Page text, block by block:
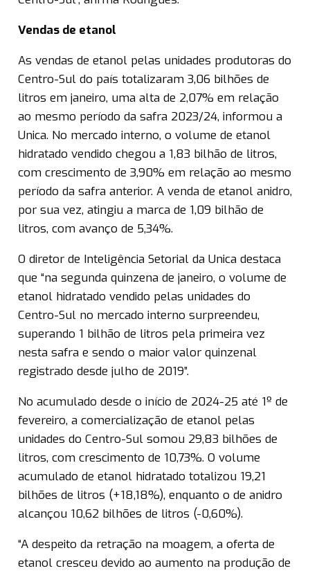
Vendas de etanol
As vendas de etanol pelas unidades produtoras do
Centro-Sul do país totalizaram 3,06 bilhões de
litros em janeiro, uma alta de 2,07% em relação
ao mesmo período da safra 2023/24, informou a
Unica. No mercado interno, o volume de etanol
hidratado vendido chegou a 1,83 bilhão de litros,
com crescimento de 3,90% em relação ao mesmo
período da safra anterior. A venda de etanol anidro,
por sua vez, atingiu a marca de 1,09 bilhão de
litros, com avanço de 5,34%.
O diretor de Inteligência Setorial da Unica destaca
que “na segunda quinzena de janeiro, o volume de
etanol hidratado vendido pelas unidades do
Centro-Sul no mercado interno surpreendeu,
superando 1 bilhão de litros pela primeira vez
nesta safra e sendo o maior valor quinzenal
registrado desde julho de 2019”.
No acumulado desde o início de 2024-25 até 1º de
fevereiro, a comercialização de etanol pelas
unidades do Centro-Sul somou 29,83 bilhões de
litros, com crescimento de 10,73%. O volume
acumulado de etanol hidratado totalizou 19,21
bilhões de litros (+18,18%), enquanto o de anidro
alcançou 10,62 bilhões de litros (-0,60%).
“A despeito da retração na moagem, a oferta de
etanol cresceu devido ao aumento na produção de